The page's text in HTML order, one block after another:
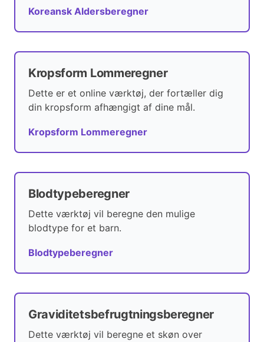
Koreansk Aldersberegner
Kropsform Lommeregner
Dette er et online værktøj, der fortæller dig
din kropsform afhængigt af dine mål.
Kropsform Lommeregner
Blodtypeberegner
Dette værktøj vil beregne den mulige
blodtype for et barn.
Blodtypeberegner
Graviditetsbefrugtningsberegner
Dette værktøj vil beregne et skøn over